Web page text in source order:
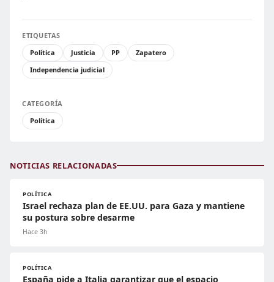
ETIQUETAS
Política
Justicia PP
Zapatero
Independencia judicial
CATEGORÍA
Política
NOTICIAS RELACIONADAS
POLÍTICA
Israel rechaza plan de EE.UU. para Gaza y mantiene
su postura sobre desarme
Hace 3h
POLÍTICA
España pide a Italia garantizar que el espacio